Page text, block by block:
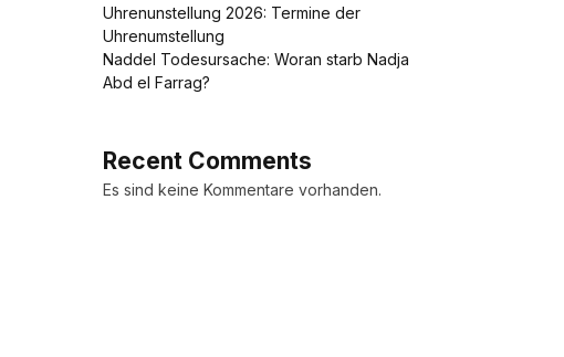
Uhrenunstellung 2026: Termine der
Uhrenumstellung
Naddel Todesursache: Woran starb Nadja
Abd el Farrag?
Recent Comments
Es sind keine Kommentare vorhanden.